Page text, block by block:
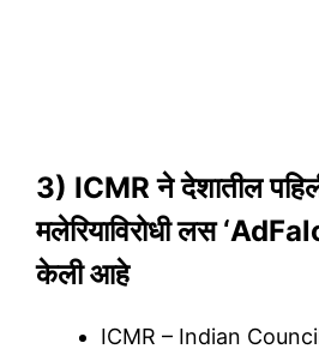
3) ICMR ने देशातील
मलेरियाविरोधी लस
केली आहे
ICMR – Indian